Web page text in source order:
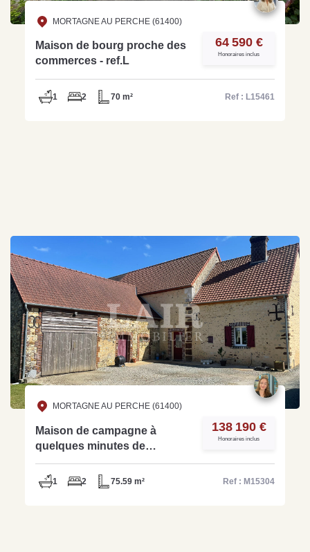
MORTAGNE AU PERCHE (61400)
Maison de bourg proche des
commerces - ref.L
64 590 €
Honoraires inclus
1 2 70 m² Ref : L15461
MORTAGNE AU PERCHE (61400)
Maison de campagne à
quelques minutes de
commerces - Ref M15304
138 190 €
Honoraires inclus
1 2 75.59 m² Ref : M15304